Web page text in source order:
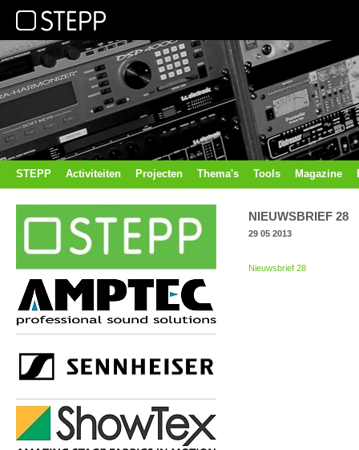
STEPP Activiteiten Projecten Thema's Tools Magazine
NIEUWSBRIEF 28
29 05 2013
Nieuwsbrief 28